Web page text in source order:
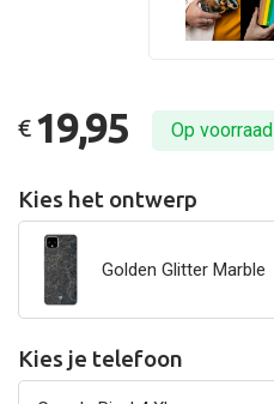
€ 19,95 Op voorraad
Kies het ontwerp
Golden Glitter Marble
Kies je telefoon